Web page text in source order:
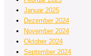
Januar 2025
Dezember 2024
November 2024
Oktober 2024
September 2024